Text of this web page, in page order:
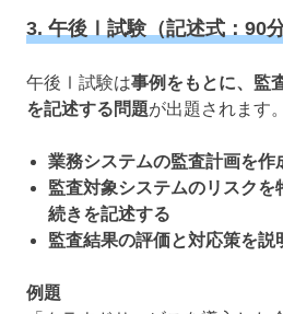
3. 午後Ⅰ試験（記述式：90分
午後Ⅰ試験は事例をもとに、監
を記述する問題が出題されます。
業務システムの監査計画を作
監査対象システムのリスクを
続きを記述する
監査結果の評価と対応策を説
例題